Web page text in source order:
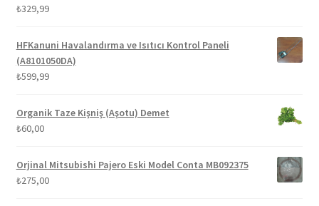
5 üzerinden
₺329,99
HFKanuni Havalandırma ve Isıtıcı Kontrol Paneli
(A8101050DA)
₺599,99
Organik Taze Kişniş (Aşotu) Demet
₺60,00
Orjinal Mitsubishi Pajero Eski Model Conta MB092375
₺275,00